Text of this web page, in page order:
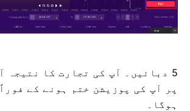
5 دبائیں۔ آپ کی تجارت کا نتیجہ
پر آپ کی پوزیشن ختم ہونے کے
ہوگا۔